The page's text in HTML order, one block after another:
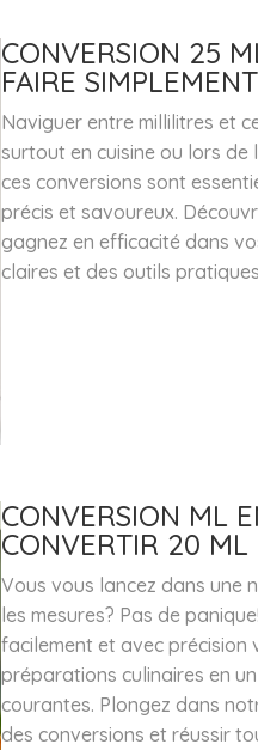
CONVERSION 25
FAIRE
Naviguer entre millilitres et
surtout en cuisine ou lors
ces conversions sont
précis et savoureux.
gagnez en efficacité dans
claires et des outils
CONVERSION ML
CONVERTIR 20 ML
Vous vous lancez dans une
les mesures? Pas de
facilement et avec précision
préparations culinaires en
courantes. Plongez dans
des conversions et réussir